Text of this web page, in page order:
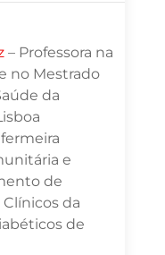
– Professora na
no Mestrado
da
e
de
da
de